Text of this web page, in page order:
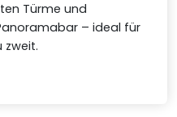
Türme und
– ideal für
zweit.